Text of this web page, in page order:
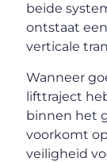
beide
ontstaat
verticale
Wanneer
lifttraject
binnen het
voorkomt
veiligheid